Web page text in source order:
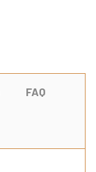
FAQ